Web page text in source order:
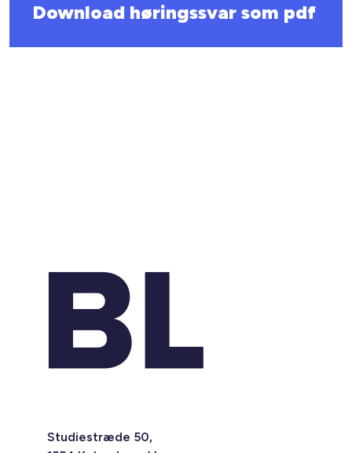
Download høringssvar som pdf
Studiestræde 50,